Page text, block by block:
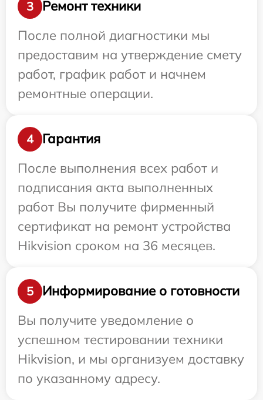
3
Ремонт техники
После полной диагностики мы
предоставим на утверждение смету
работ, график работ и начнем
ремонтные операции.
4
Гарантия
После выполнения всех работ и
подписания акта выполненных
работ Вы получите фирменный
сертификат на ремонт устройства
Hikvision сроком на 36 месяцев.
5
Информирование о готовности
Вы получите уведомление о
успешном тестировании техники
Hikvision, и мы организуем доставку
по указанному адресу.